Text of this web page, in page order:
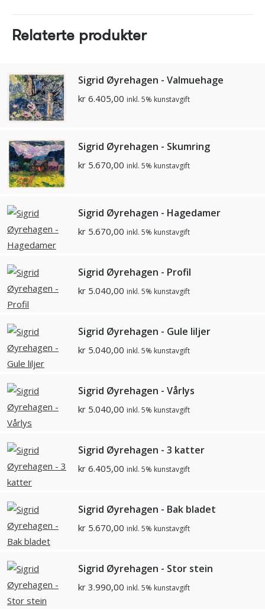
Relaterte produkter
Sigrid Øyrehagen - Valmuehage
kr 6.405,00 inkl. 5% kunstavgift
Sigrid Øyrehagen - Skumring
kr 5.670,00 inkl. 5% kunstavgift
Sigrid Øyrehagen - Hagedamer
kr 5.670,00 inkl. 5% kunstavgift
Sigrid Øyrehagen - Profil
kr 5.040,00 inkl. 5% kunstavgift
Sigrid Øyrehagen - Gule liljer
kr 5.040,00 inkl. 5% kunstavgift
Sigrid Øyrehagen - Vårlys
kr 5.040,00 inkl. 5% kunstavgift
Sigrid Øyrehagen - 3 katter
kr 6.405,00 inkl. 5% kunstavgift
Sigrid Øyrehagen - Bak bladet
kr 5.670,00 inkl. 5% kunstavgift
Sigrid Øyrehagen - Stor stein
kr 3.990,00 inkl. 5% kunstavgift